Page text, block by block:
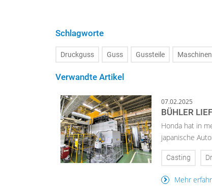
Schlagworte
Druckguss Guss Gussteile
Verwandte Artikel
07.02.2025
BÜHLER
Honda hat in
japanische
Casting
Mehr